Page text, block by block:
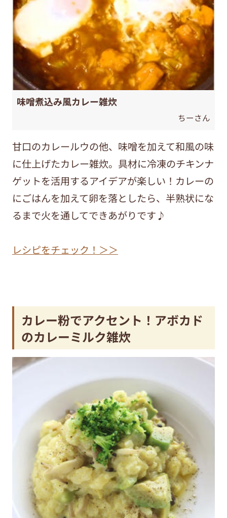
味噌煮込み風カレー雑炊
ちーさん
甘口のカレールウの他、味噌を加えて和風の味
に仕上げたカレー雑炊。具材に冷凍のチキンナ
ゲットを活用するアイデアが楽しい！カレーの
にごはんを加えて卵を落としたら、半熟状にな
るまで火を通してできあがりです♪
レシピをチェック！＞＞
カレー粉でアクセント！アボカド
のカレーミルク雑炊